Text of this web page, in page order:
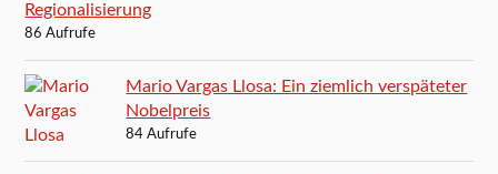
Regionalisierung
86 Aufrufe
Mario Vargas Llosa: Ein ziemlich verspäteter
Nobelpreis
84 Aufrufe